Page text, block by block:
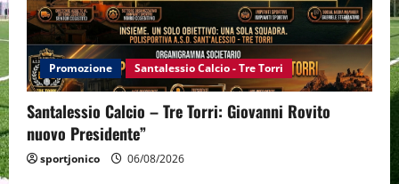
Promozione Santalessio Calcio - Tre Torri
Santalessio Calcio – Tre Torri: Giovanni Rovito
nuovo Presidente”
sportjonico 06/08/2026